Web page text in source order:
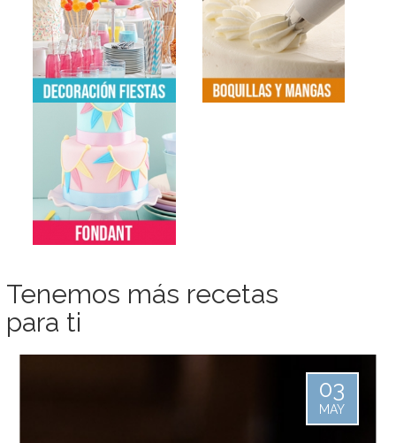
Tenemos más recetas
para ti
03
MAY